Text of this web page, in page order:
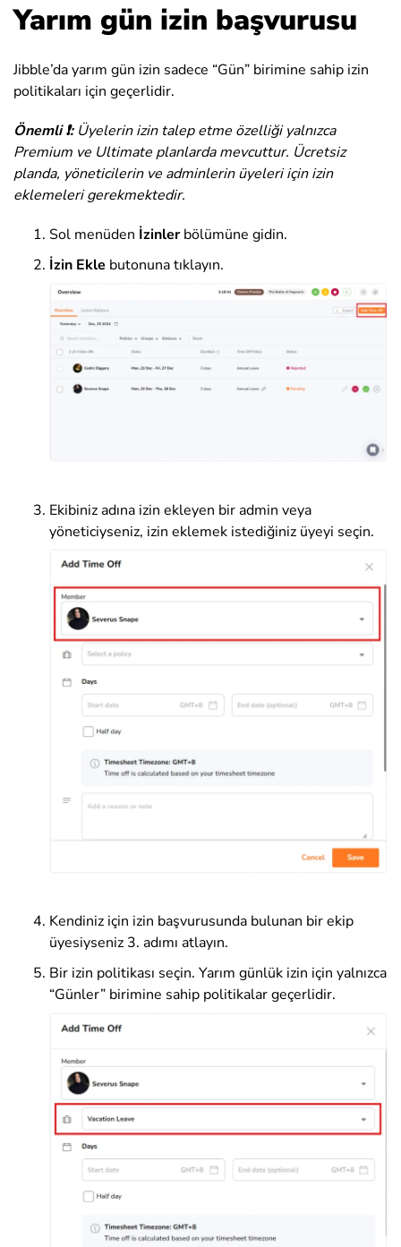
Yarım gün izin başvurusu
Jibble’da yarım gün izin sadece “Gün” birimine sahip izin
politikaları için geçerlidir.
Önemli ❗:Üyelerin izin talep etme özelliği yalnızca
Premium ve Ultimate planlarda mevcuttur. Ücretsiz
planda, yöneticilerin ve adminlerin üyeleri için izin
eklemeleri gerekmektedir.
Sol menüden İzinlerbölümüne gidin.
İzin Ekle butonuna tıklayın.
Ekibiniz adına izin ekleyen bir admin veya
yöneticiyseniz, izin eklemek istediğiniz üyeyi seçin.
Kendiniz için izin başvurusunda bulunan bir ekip
üyesiyseniz 3. adımı atlayın.
Bir izin politikası seçin. Yarım günlük izin için yalnızca
“Günler” birimine sahip politikalar geçerlidir.